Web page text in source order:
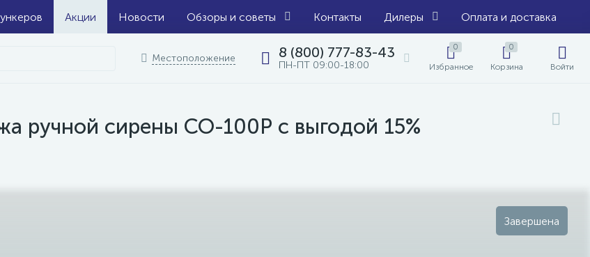
Акции Новости Обзоры и советы Контакты Дилеры Оплата и доставка
Местоположение 8 (800) 777-83-43
ПН-ПТ 09:00-18:00
0
Избранное
0
Корзина Войти
ручной сирены СО-100Р с выгодой 15%
Завершена